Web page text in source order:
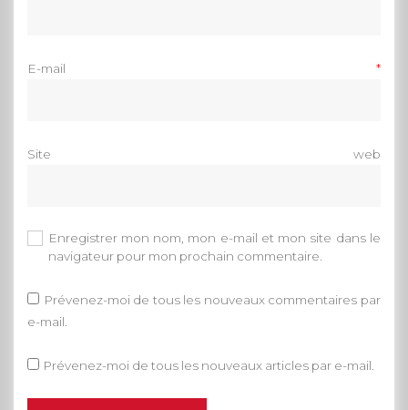
E-mail *
Site web
Enregistrer mon nom, mon e-mail et mon site dans le
navigateur pour mon prochain commentaire.
Prévenez-moi de tous les nouveaux commentaires par
e-mail.
Prévenez-moi de tous les nouveaux articles par e-mail.